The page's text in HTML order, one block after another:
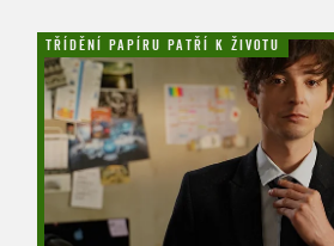
PAPÍR PLASTY
TŘÍDÍM JAKO DIVA: JAK
PROTŘÍDIT PENĚŽENKU?